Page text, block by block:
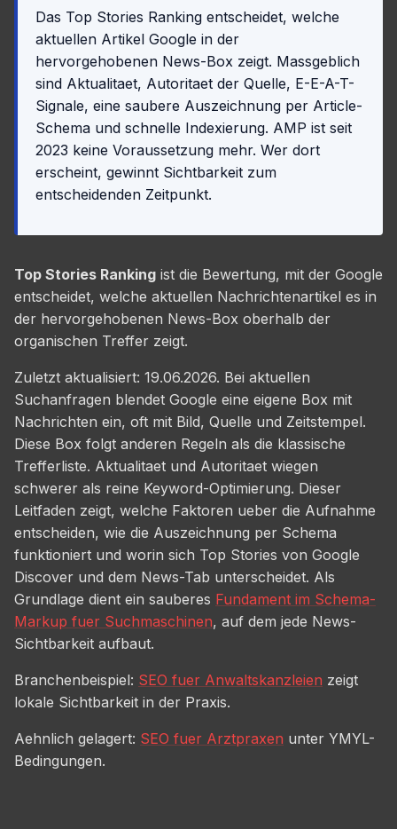
Das Top Stories Ranking entscheidet, welche
aktuellen Artikel Google in der
hervorgehobenen News-Box zeigt. Massgeblich
sind Aktualitaet, Autoritaet der Quelle, E-E-A-T-
Signale, eine saubere Auszeichnung per Article-
Schema und schnelle Indexierung. AMP ist seit
2023 keine Voraussetzung mehr. Wer dort
erscheint, gewinnt Sichtbarkeit zum
entscheidenden Zeitpunkt.
Top Stories Ranking ist die Bewertung, mit der Google
entscheidet, welche aktuellen Nachrichtenartikel es in
der hervorgehobenen News-Box oberhalb der
organischen Treffer zeigt.
Zuletzt aktualisiert: 19.06.2026. Bei aktuellen
Suchanfragen blendet Google eine eigene Box mit
Nachrichten ein, oft mit Bild, Quelle und Zeitstempel.
Diese Box folgt anderen Regeln als die klassische
Trefferliste. Aktualitaet und Autoritaet wiegen
schwerer als reine Keyword-Optimierung. Dieser
Leitfaden zeigt, welche Faktoren ueber die Aufnahme
entscheiden, wie die Auszeichnung per Schema
funktioniert und worin sich Top Stories von Google
Discover und dem News-Tab unterscheidet. Als
Grundlage dient ein sauberes Fundament im Schema-
Markup fuer Suchmaschinen, auf dem jede News-
Sichtbarkeit aufbaut.
Branchenbeispiel: SEO fuer Anwaltskanzleien zeigt
lokale Sichtbarkeit in der Praxis.
Aehnlich gelagert: SEO fuer Arztpraxen unter YMYL-
Bedingungen.